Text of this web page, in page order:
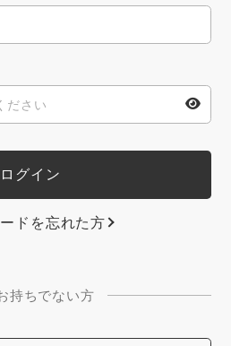
ドを忘れた方
持ちでない方